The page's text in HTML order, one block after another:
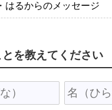
はるからのメッセージ
を教えてください